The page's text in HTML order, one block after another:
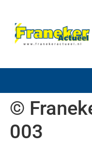
©
003